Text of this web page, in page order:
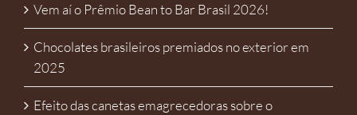
Vem aí o Prêmio Bean to Bar Brasil 2026!
Chocolates brasileiros premiados no exterior em
2025
Efeito das canetas emagrecedoras sobre o